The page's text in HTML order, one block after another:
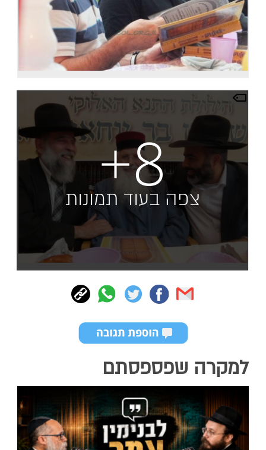
+8
צפה בעוד תמונות
למקרה שפספסתם